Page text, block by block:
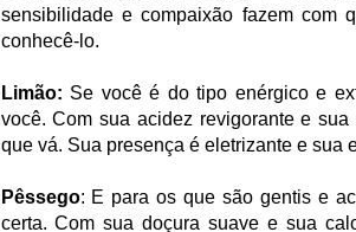
sensibilidade e compaixão fazem com
conhecê-lo.
Limão: Se você é do tipo enérgico e
você. Com sua acidez revigorante e
que vá. Sua presença é eletrizante e sua
Pêssego: E para os que são gentis e
certa. Com sua doçura suave e sua